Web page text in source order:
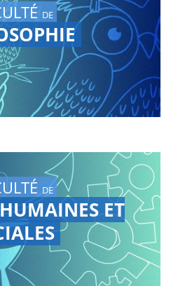
DE
DE
ET